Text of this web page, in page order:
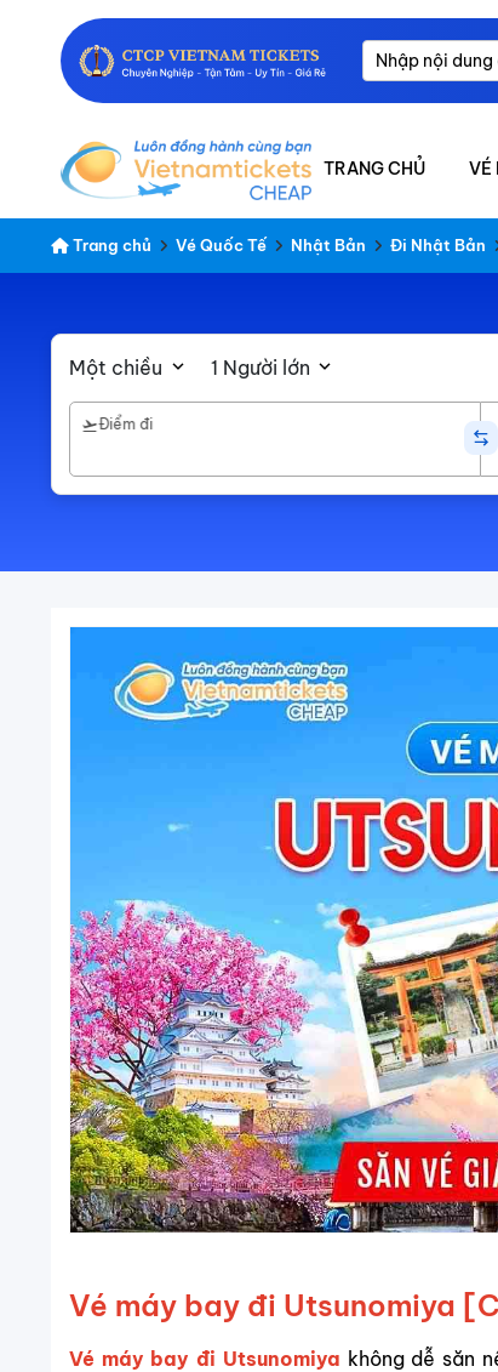
TRANG CHỦ VÉ
Trang chủ Vé Quốc Tế Nhật Bản Đi Nhật Bản
Một chiều 1 Người lớn
Điểm đi
Vé máy bay đi Utsunomiya
Vé máy bay đi Utsunomiya không dễ săn